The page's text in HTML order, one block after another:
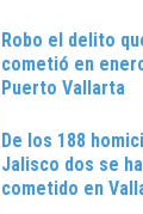
Robo el delito
cometió en
Puerto Vallarta
De los 188
Jalisco dos se
cometido en